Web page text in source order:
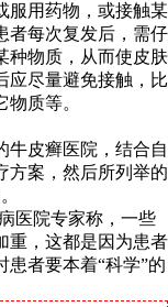
服用药物，或接触某
者每次复发后，需仔
种物质，从而使皮肤
应尽量避免接触，比
质等。
牛皮癣医院，结合自
方案，然后所列举的
医院专家称，一些
重，这都是因为患者
者要本着“科学”的